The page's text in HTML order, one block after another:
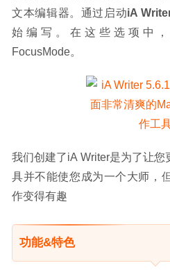
文本编辑器。通过启动iA
始编写。在这些选项中
FocusMode。
我们创建了iA Writer是为了让您
具并不能使您成为一个大师，
作变得有趣
功能&特色